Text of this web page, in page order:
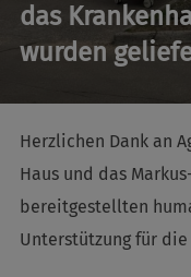
das
wurden
Herzlichen Dank an
Haus und das
bereitgestellten
Unterstützung für die